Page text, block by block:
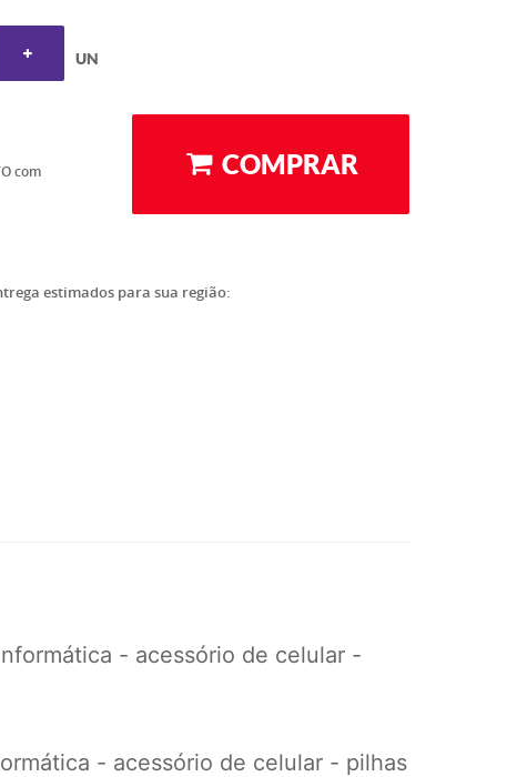
UN
com
COMPRAR
estimados para sua região:
- acessório de celular -
- acessório de celular - pilhas